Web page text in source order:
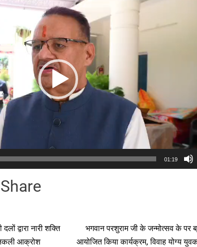
01:19
Share
द्वारा नारी शक्ति
आक्रोश
भगवान परशुराम जी के जन्मोत्सव के पर
आयोजित किया कार्यक्रम, विवाह योग्य